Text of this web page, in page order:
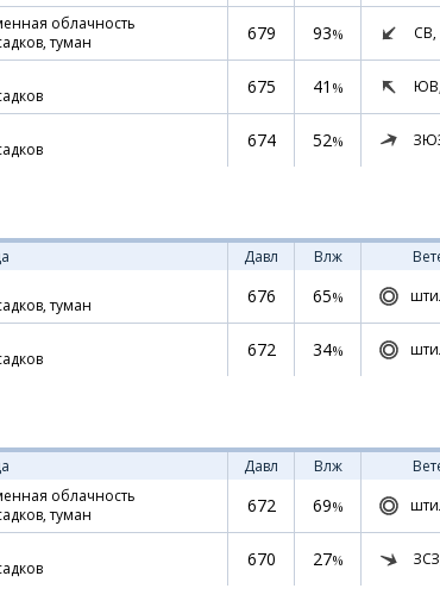
облачность
туман
679 93% СВ,
675 41 % ЮВ,
674 52%
Давл Влж
туман
676 65%
672 34%
Давл Влж
облачность
туман
672 69%
670 27%